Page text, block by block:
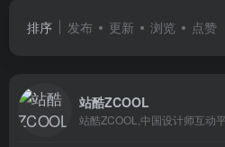
排序 发布 更新 浏览 点赞
站酷ZCOOL